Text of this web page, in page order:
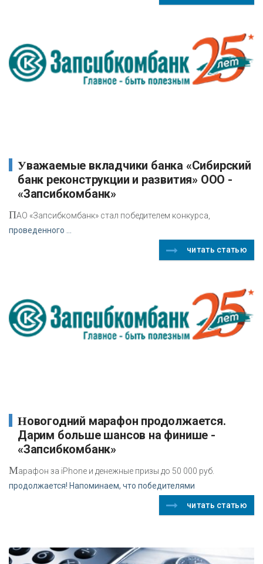
Уважаемые вкладчики банка «Сибирский
банк реконструкции и развития» ООО -
«Запсибкомбанк»
ПАО «Запсибкомбанк» стал победителем конкурса,
проведенного ...
читать статью
Новогодний марафон продолжается.
Дарим больше шансов на финише -
«Запсибкомбанк»
Марафон за iPhone и денежные призы до 50 000 руб.
продолжается! Напоминаем, что победителями
читать статью